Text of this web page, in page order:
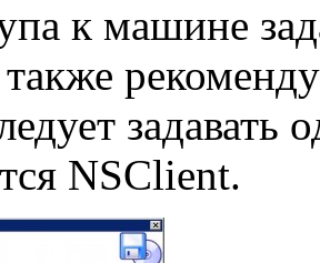
к машине
NSClient.